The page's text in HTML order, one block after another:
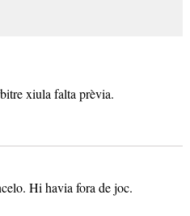
xiula falta prèvia.
Hi havia fora de joc.